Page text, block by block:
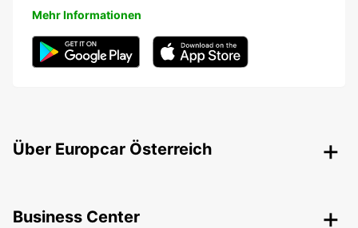
Mehr Informationen
Über Europcar Österreich
Business Center